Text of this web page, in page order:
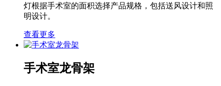
灯根据手术室的面积选择产品规格，包括送风设计和照
明设计。
查看更多
手术室龙骨架